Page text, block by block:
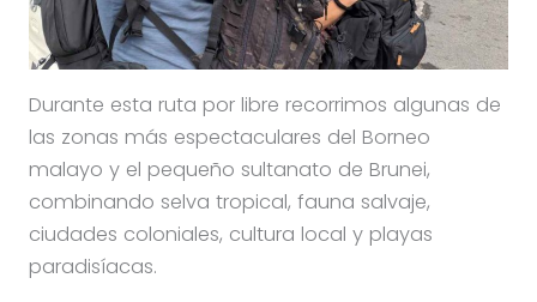
Durante esta ruta por libre recorrimos algunas de
las zonas más espectaculares del Borneo
malayo y el pequeño sultanato de Brunei,
combinando selva tropical, fauna salvaje,
ciudades coloniales, cultura local y playas
paradisíacas.